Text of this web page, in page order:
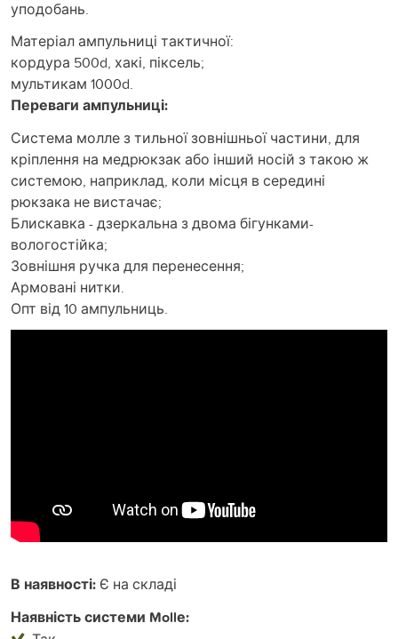
уподобань.
Матеріал ампульниці тактичної:
кордура 500d, хакі, піксель;
мультикам 1000d.
Переваги ампульниці:
Система молле з тильної зовнішньої частини, для
кріплення на медрюкзак або інший носій з такою ж
системою, наприклад, коли місця в середині
рюкзака не вистачає;
Блискавка - дзеркальна з двома бігунками-
вологостійка;
Зовнішня ручка для перенесення;
Армовані нитки.
Опт від 10 ампульниць.
В наявності: Є на складі
Наявність системи Mollе: